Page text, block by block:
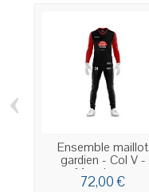
Ensemble maillot
gardien - Col V -
Manches...
72,00 €
‹